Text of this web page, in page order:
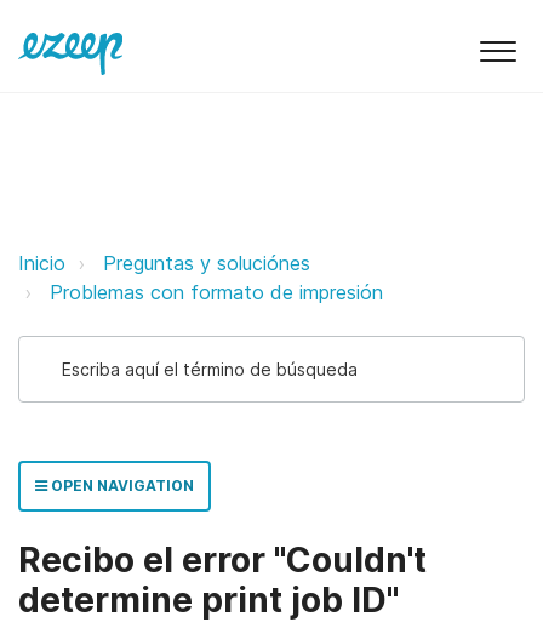
Recibo el error "Couldn't
Inicio
Preguntas y soluciónes
Problemas con formato de impresión
OPEN NAVIGATION
Recibo el error "Couldn't
determine print job ID"